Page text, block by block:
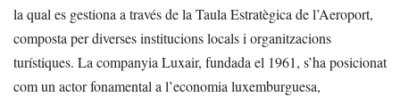
la qual es gestiona a través de la Taula Estratègica de l’Aeroport,
composta per diverses institucions locals i organitzacions
turístiques. La companyia Luxair, fundada el 1961, s’ha posicionat
com un actor fonamental a l’economia luxemburguesa,